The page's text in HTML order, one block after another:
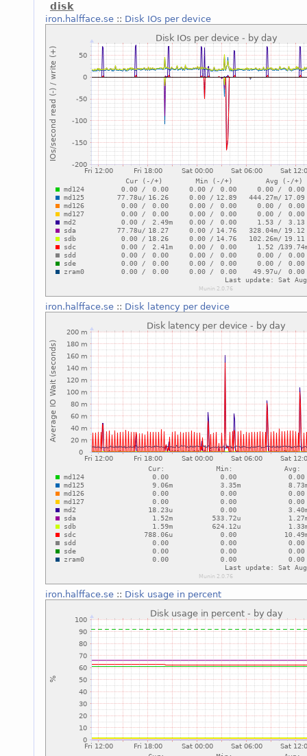
disk
iron.halfface.se:: Disk IOs per device
iron.halfface.se:: Disk latency per device
iron.halfface.se:: Disk usage in percent